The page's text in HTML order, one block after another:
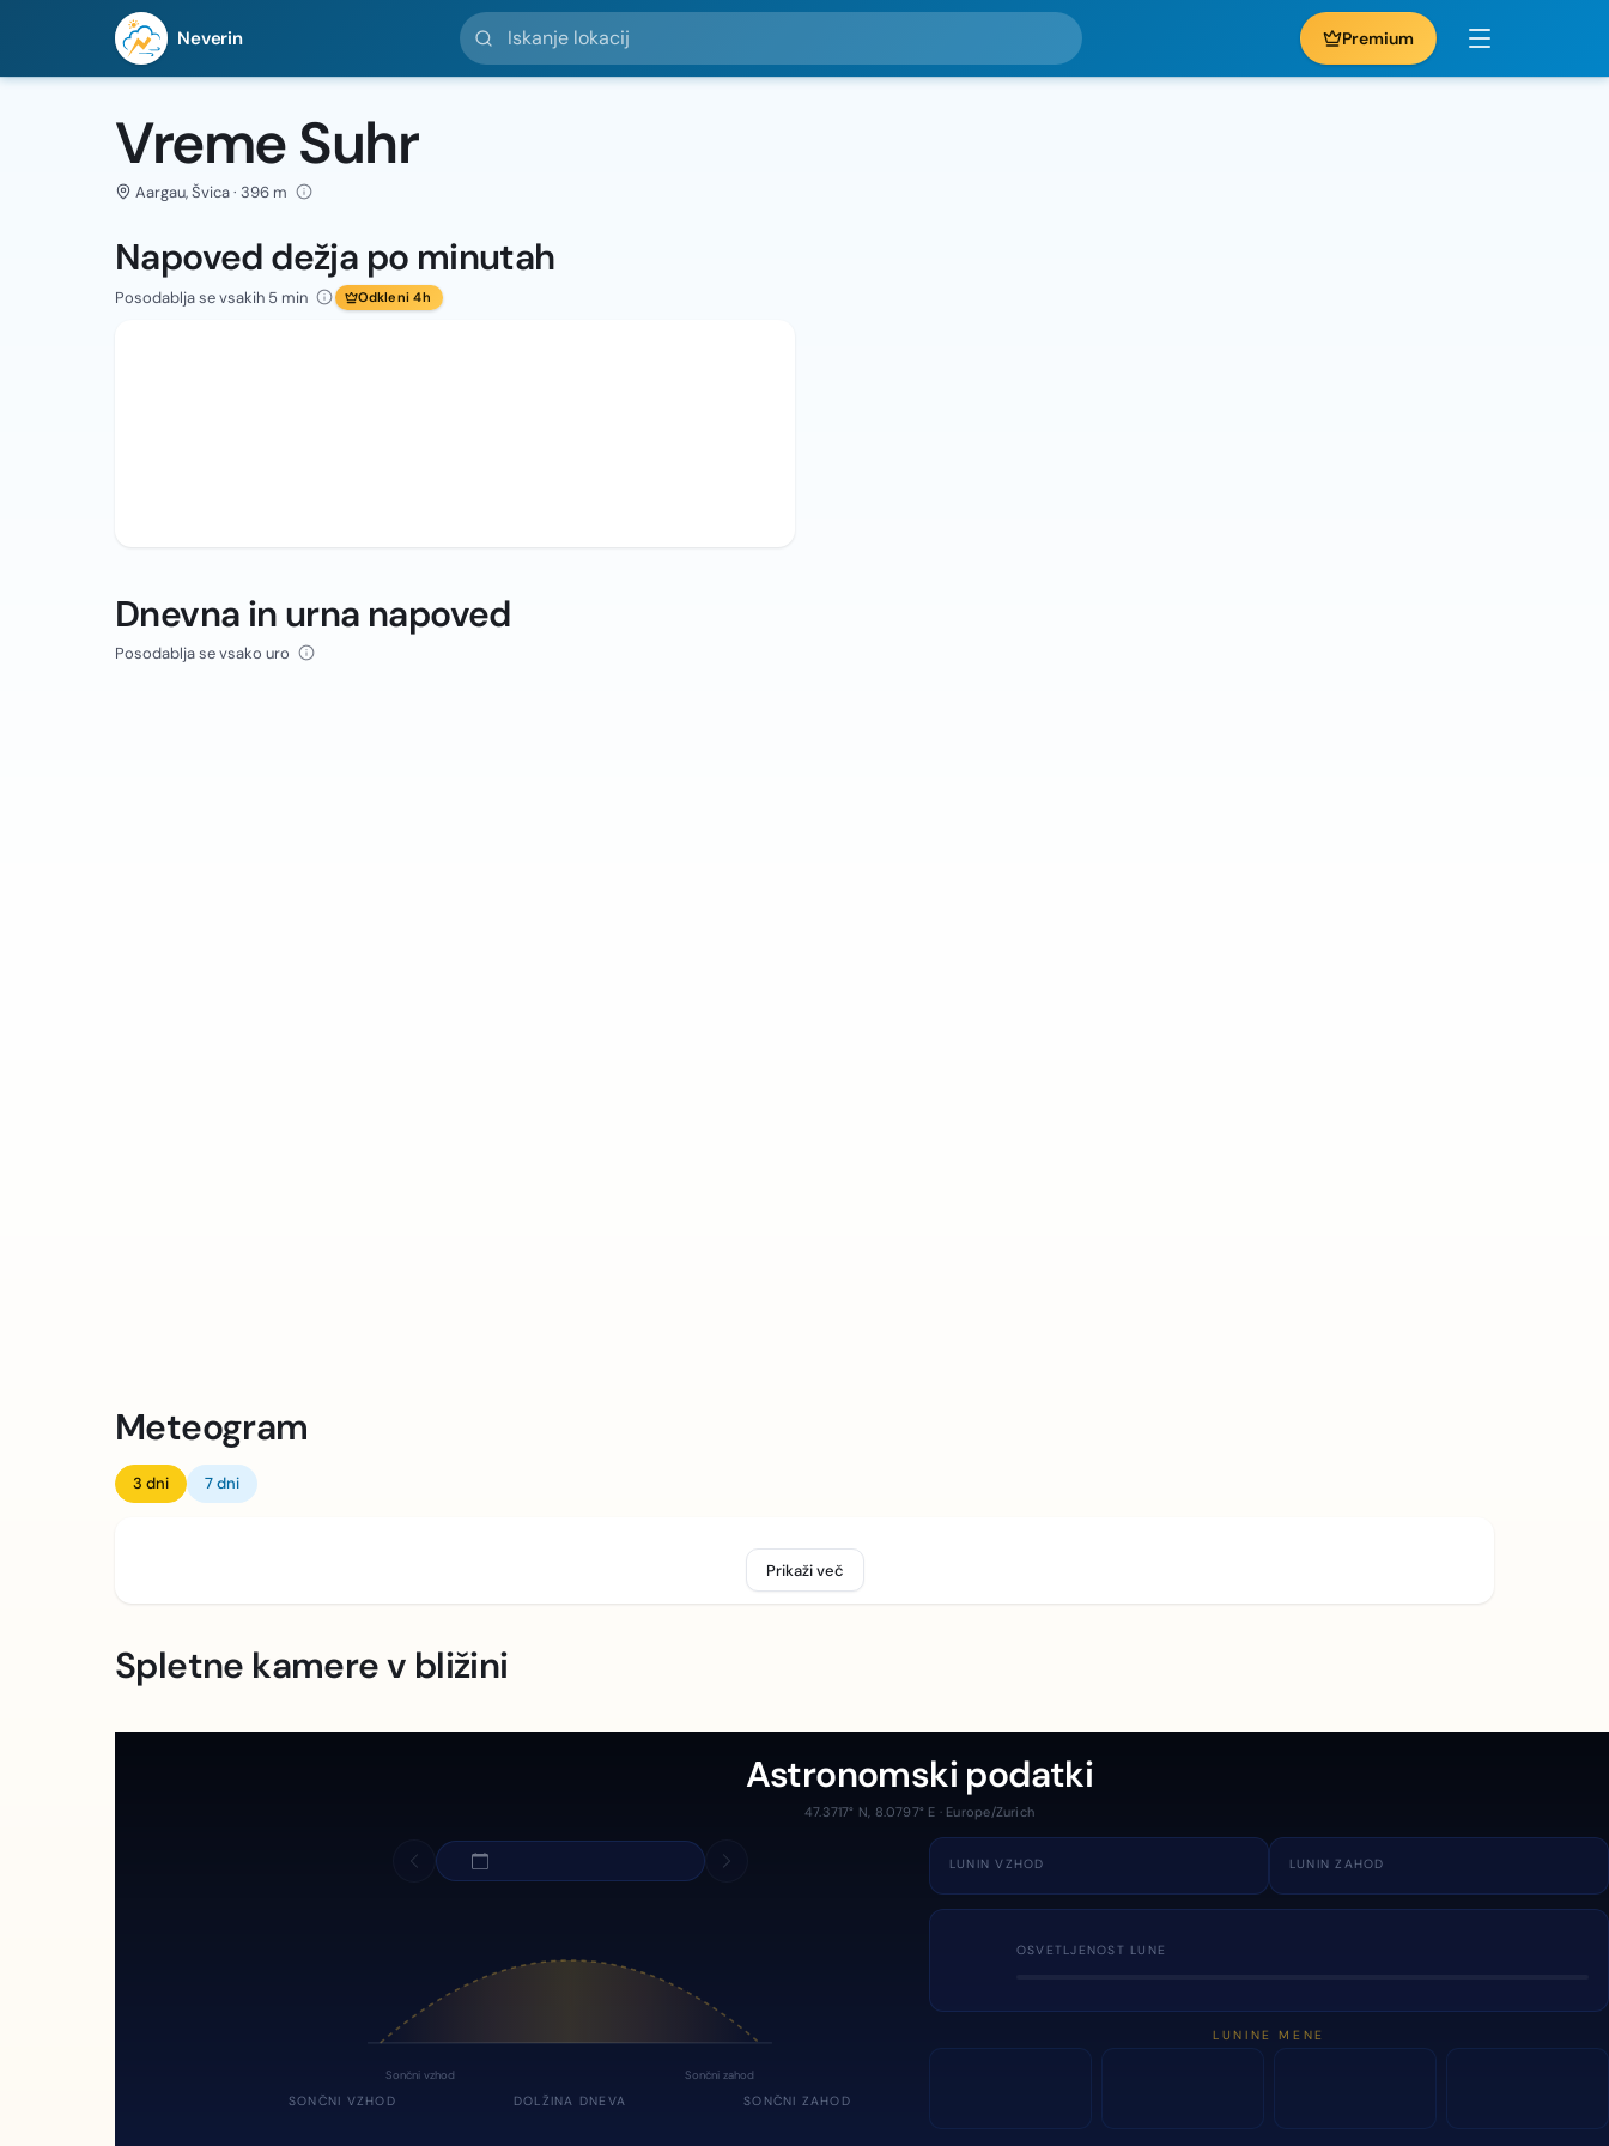
Neverin
Iskanje lokacij
Premium
Vreme Suhr
Aargau, Švica · 396 m
Napoved dežja po minutah
Posodablja se vsakih 5 min Odkleni 4h
Dnevna in urna napoved
Posodablja se vsako uro
Meteogram
3 dni 7 dni
Prikaži več
Spletne kamere v bližini
Astronomski podatki
47.3717° N, 8.0797° E · Europe/Zurich
Sončni vzhod Sončni zahod
SONČNI VZHOD DOLŽINA DNEVA SONČNI ZAHOD
LUNIN VZHOD LUNIN ZAHOD
OSVETLJENOST LUNE
LUNINE MENE